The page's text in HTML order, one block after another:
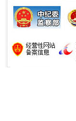
揭批美